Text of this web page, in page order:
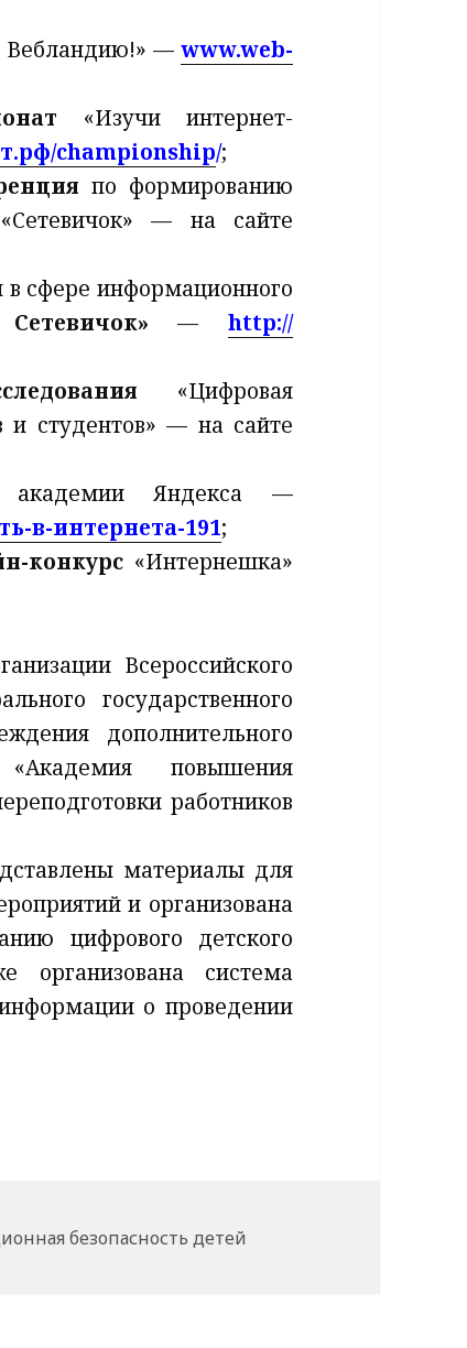
Вебландию!» — www.web-
«Изучи интернет-
championship/;
по формированию
«Сетевичок» — на сайте
в сфере информационного
— http://
«Цифровая
и студентов» — на сайте
Яндекса —
в-интернета-191;
конкурс«Интернешка»
Всероссийского
государственного
дополнительного
«Академия повышения
работников
материалы для
и организована
цифрового детского
организована система
о проведении
безопасность детей